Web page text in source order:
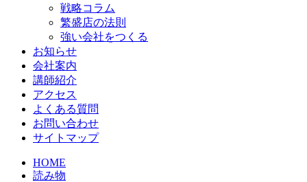
戦略コラム
繁盛店の法則
強い会社をつくる
お知らせ
会社案内
講師紹介
アクセス
よくある質問
お問い合わせ
サイトマップ
HOME
読み物